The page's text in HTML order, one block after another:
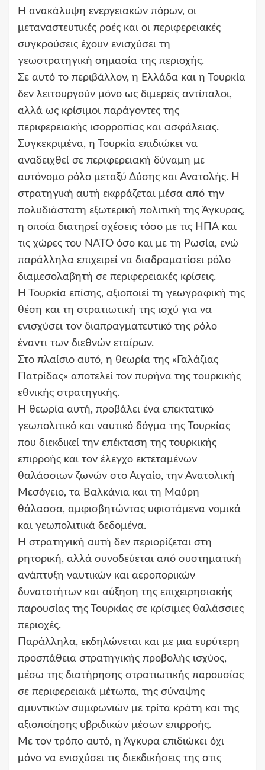
Η ανακάλυψη ενεργειακών πόρων, οι
μεταναστευτικές ροές και οι περιφερειακές
συγκρούσεις έχουν ενισχύσει τη
γεωστρατηγική σημασία της περιοχής.
Σε αυτό το περιβάλλον, η Ελλάδα και η Τουρκία
δεν λειτουργούν μόνο ως διμερείς αντίπαλοι,
αλλά ως κρίσιμοι παράγοντες της
περιφερειακής ισορροπίας και ασφάλειας.
Συγκεκριμένα, η Τουρκία επιδιώκει να
αναδειχθεί σε περιφερειακή δύναμη με
αυτόνομο ρόλο μεταξύ Δύσης και Ανατολής. Η
στρατηγική αυτή εκφράζεται μέσα από την
πολυδιάστατη εξωτερική πολιτική της Άγκυρας,
η οποία διατηρεί σχέσεις τόσο με τις ΗΠΑ και
τις χώρες του ΝΑΤΟ όσο και με τη Ρωσία, ενώ
παράλληλα επιχειρεί να διαδραματίσει ρόλο
διαμεσολαβητή σε περιφερειακές κρίσεις.
Η Τουρκία επίσης, αξιοποιεί τη γεωγραφική της
θέση και τη στρατιωτική της ισχύ για να
ενισχύσει τον διαπραγματευτικό της ρόλο
έναντι των διεθνών εταίρων.
Στο πλαίσιο αυτό, η θεωρία της «Γαλάζιας
Πατρίδας» αποτελεί τον πυρήνα της τουρκικής
εθνικής στρατηγικής.
Η θεωρία αυτή, προβάλει ένα επεκτατικό
γεωπολιτικό και ναυτικό δόγμα της Τουρκίας
που διεκδικεί την επέκταση της τουρκικής
επιρροής και τον έλεγχο εκτεταμένων
θαλάσσιων ζωνών στο Αιγαίο, την Ανατολική
Μεσόγειο, τα Βαλκάνια και τη Μαύρη
θάλασσα, αμφισβητώντας υφιστάμενα νομικά
και γεωπολιτικά δεδομένα.
Η στρατηγική αυτή δεν περιορίζεται στη
ρητορική, αλλά συνοδεύεται από συστηματική
ανάπτυξη ναυτικών και αεροπορικών
δυνατοτήτων και αύξηση της επιχειρησιακής
παρουσίας της Τουρκίας σε κρίσιμες θαλάσσιες
περιοχές.
Παράλληλα, εκδηλώνεται και με μια ευρύτερη
προσπάθεια στρατηγικής προβολής ισχύος,
μέσω της διατήρησης στρατιωτικής παρουσίας
σε περιφερειακά μέτωπα, της σύναψης
αμυντικών συμφωνιών με τρίτα κράτη και της
αξιοποίησης υβριδικών μέσων επιρροής.
Με τον τρόπο αυτό, η Άγκυρα επιδιώκει όχι
μόνο να ενισχύσει τις διεκδικήσεις της στις